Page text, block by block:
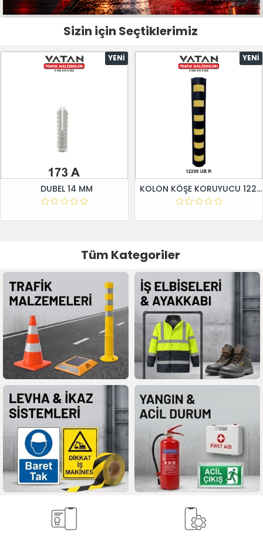
Sizin için Seçtiklerimiz
YENI
DUBEL 14 MM
YENI
KOLON KÖŞE KORUYUCU 12295 UB R
Tüm Kategoriler